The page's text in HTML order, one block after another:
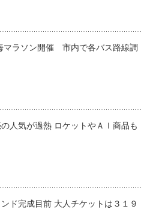
マラソン開催 市内で各バス路線調
人気が過熱 ロケットやＡＩ商品も
ンド完成目前 大人チケットは３１９